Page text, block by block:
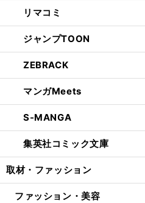
リマコミ
ジャンプTOON
ZEBRACK
マンガMeets
S-MANGA
集英社コミック文庫
取材・ファッション
ファッション・美容